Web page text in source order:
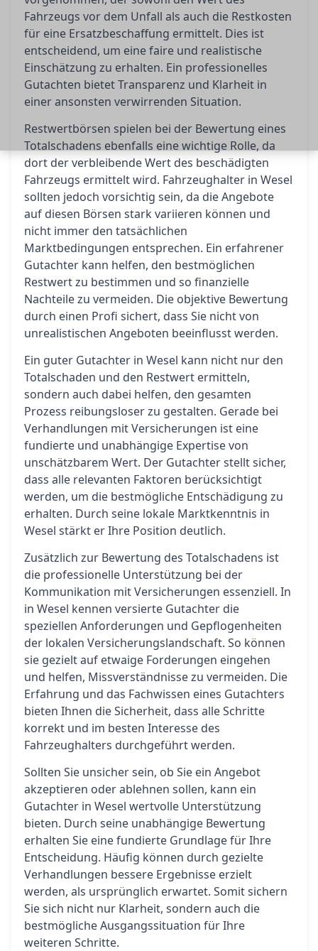
Fahrzeugs vor dem Unfall als auch die Restkosten
für eine Ersatzbeschaffung ermittelt. Dies ist
entscheidend, um eine faire und realistische
Einschätzung zu erhalten. Ein professionelles
Gutachten bietet Transparenz und Klarheit in
einer ansonsten verwirrenden Situation.
Restwertbörsen spielen bei der Bewertung eines
Totalschadens ebenfalls eine wichtige Rolle, da
dort der verbleibende Wert des beschädigten
Fahrzeugs ermittelt wird. Fahrzeughalter in Wesel
sollten jedoch vorsichtig sein, da die Angebote
auf diesen Börsen stark variieren können und
nicht immer den tatsächlichen
Marktbedingungen entsprechen. Ein erfahrener
Gutachter kann helfen, den bestmöglichen
Restwert zu bestimmen und so finanzielle
Nachteile zu vermeiden. Die objektive Bewertung
durch einen Profi sichert, dass Sie nicht von
unrealistischen Angeboten beeinflusst werden.
Ein guter Gutachter in Wesel kann nicht nur den
Totalschaden und den Restwert ermitteln,
sondern auch dabei helfen, den gesamten
Prozess reibungsloser zu gestalten. Gerade bei
Verhandlungen mit Versicherungen ist eine
fundierte und unabhängige Expertise von
unschätzbarem Wert. Der Gutachter stellt sicher,
dass alle relevanten Faktoren berücksichtigt
werden, um die bestmögliche Entschädigung zu
erhalten. Durch seine lokale Marktkenntnis in
Wesel stärkt er Ihre Position deutlich.
Zusätzlich zur Bewertung des Totalschadens ist
die professionelle Unterstützung bei der
Kommunikation mit Versicherungen essenziell. In
in Wesel kennen versierte Gutachter die
speziellen Anforderungen und Gepflogenheiten
der lokalen Versicherungslandschaft. So können
sie gezielt auf etwaige Forderungen eingehen
und helfen, Missverständnisse zu vermeiden. Die
Erfahrung und das Fachwissen eines Gutachters
bieten Ihnen die Sicherheit, dass alle Schritte
korrekt und im besten Interesse des
Fahrzeughalters durchgeführt werden.
Sollten Sie unsicher sein, ob Sie ein Angebot
akzeptieren oder ablehnen sollen, kann ein
Gutachter in Wesel wertvolle Unterstützung
bieten. Durch seine unabhängige Bewertung
erhalten Sie eine fundierte Grundlage für Ihre
Entscheidung. Häufig können durch gezielte
Verhandlungen bessere Ergebnisse erzielt
werden, als ursprünglich erwartet. Somit sichern
Sie sich nicht nur Klarheit, sondern auch die
bestmögliche Ausgangssituation für Ihre
weiteren Schritte.